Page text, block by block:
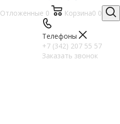
Отложенные 0 Корзина0 0
Телефоны
+7 (342) 207 55 57
Заказать звонок